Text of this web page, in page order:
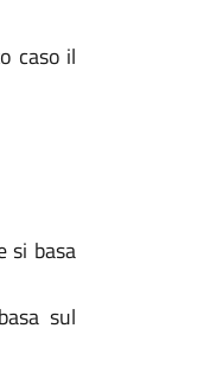
caso il
si basa
sul